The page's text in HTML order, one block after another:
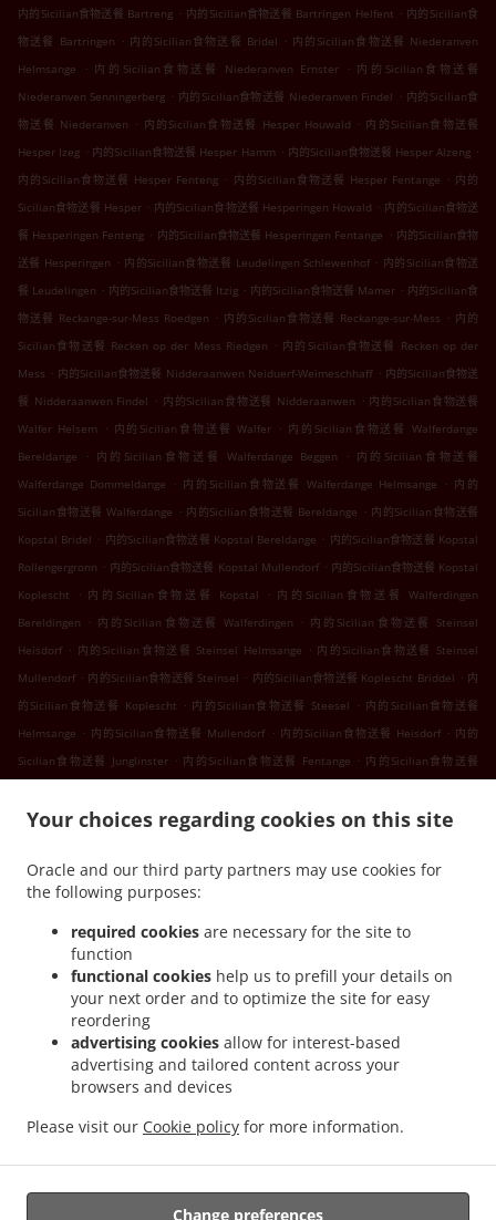
Your choices regarding cookies on this site
Oracle and our third party partners may use cookies for
the following purposes:
required cookies are necessary for the site to
function
functional cookies help us to prefill your details on
your next order and to optimize the site for easy
reordering
advertising cookies allow for interest-based
advertising and tailored content across your
browsers and devices
Please visit our Cookie policy for more information.
Change preferences
内的Sicilian食物送餐 Bartreng . 内的Sicilian食物送餐 Bartringen Helfent . 内的Sicilian食
物送餐 Bartringen . 内的Sicilian食物送餐 Bridel . 内的Sicilian食物送餐 Niederanven
Helmsange
. 内的Sicilian食物送餐 Niederanven Ernster . 内的Sicilian食物送餐
Niederanven Senningerberg . 内的Sicilian食物送餐 Niederanven Findel . 内的Sicilian食
物送餐 Niederanven . 内的Sicilian食物送餐 Hesper Houwald . 内的Sicilian食物送餐
Hesper Izeg . 内的Sicilian食物送餐 Hesper Hamm . 内的Sicilian食物送餐 Hesper Alzeng .
内的Sicilian食物送餐 Hesper Fenteng . 内的Sicilian食物送餐 Hesper Fentange . 内的
Sicilian食物送餐 Hesper . 内的Sicilian食物送餐 Hesperingen Howald . 内的Sicilian食物送
餐 Hesperingen Fenteng . 内的Sicilian食物送餐 Hesperingen Fentange . 内的Sicilian食物
送餐 Hesperingen . 内的Sicilian食物送餐 Leudelingen Schlewenhof . 内的Sicilian食物送
餐 Leudelingen . 内的Sicilian食物送餐 Itzig . 内的Sicilian食物送餐 Mamer . 内的Sicilian食
物送餐 Reckange-sur-Mess Roedgen . 内的Sicilian食物送餐 Reckange-sur-Mess . 内的
Sicilian食物送餐 Recken op der Mess Riedgen . 内的Sicilian食物送餐 Recken op der
Mess . 内的Sicilian食物送餐 Nidderaanwen Neiduerf-Weimeschhaff . 内的Sicilian食物送
餐 Nidderaanwen Findel . 内的Sicilian食物送餐 Nidderaanwen . 内的Sicilian食物送餐
Walfer Helsem
. 内的Sicilian食物送餐 Walfer . 内的Sicilian食物送餐 Walferdange
Bereldange
. 内的Sicilian食物送餐 Walferdange Beggen . 内的Sicilian食物送餐
Walferdange Dommeldange
. 内的Sicilian食物送餐 Walferdange Helmsange . 内的
Sicilian食物送餐 Walferdange . 内的Sicilian食物送餐 Bereldange . 内的Sicilian食物送餐
Kopstal Bridel . 内的Sicilian食物送餐 Kopstal Bereldange . 内的Sicilian食物送餐 Kopstal
Rollengergronn . 内的Sicilian食物送餐 Kopstal Mullendorf . 内的Sicilian食物送餐 Kopstal
Koplescht
. 内的Sicilian食物送餐 Kopstal . 内的Sicilian食物送餐 Walferdingen
Bereldingen
. 内的Sicilian食物送餐 Walferdingen . 内的Sicilian食物送餐 Steinsel
Heisdorf . 内的Sicilian食物送餐 Steinsel Helmsange . 内的Sicilian食物送餐 Steinsel
Mullendorf . 内的Sicilian食物送餐 Steinsel . 内的Sicilian食物送餐 Koplescht Briddel . 内
的Sicilian食物送餐 Koplescht . 内的Sicilian食物送餐 Steesel . 内的Sicilian食物送餐
Helmsange . 内的Sicilian食物送餐 Mullendorf . 内的Sicilian食物送餐 Heisdorf . 内的
Sicilian食物送餐 Junglinster . 内的Sicilian食物送餐 Fentange . 内的Sicilian食物送餐
Lorentzweiler Boufer . 内的Sicilian食物送餐 Lorentzweiler Helmdange . 内的Sicilian食物
Sicilian食物送餐 Lorentzweiler Hielem . 内的Sicilian食物送餐 Lorentzweiler
Sicilian食物送餐 Luerenzweiler Boufer
的Sicilian食物送餐 Luerenzweiler
内的Sicilian食物送餐 Helmdange . 内的Sicilian食物送
餐 Kehlen Bridel . 内的Sicilian食物送餐 Kehlen Brameschhaff
Kehlen
内的Sicilian食物送餐 Contern . 内的Sicilian食物送餐 Alzingen . 内的Sicilian食物
送餐 Findel Hamm
. 内的Sicilian食物送餐 Findel
内的Sicilian食物送餐 Roeser
Kockelscheuer
内的Sicilian食物送餐 Roeser Gasperich
内的Sicilian食物送餐 Roeser
内的Sicilian食物送餐 Roeser Bivange . 内的Sicilian食物送餐 Roeser Fentange
内的Sicilian食物送餐 Roeser . 内的Sicilian食物送餐 Sandweiler Findel
送餐 Sandweiler Hamm
内的Sicilian食物送餐 Sandweiler
内的Sicilian食物送餐